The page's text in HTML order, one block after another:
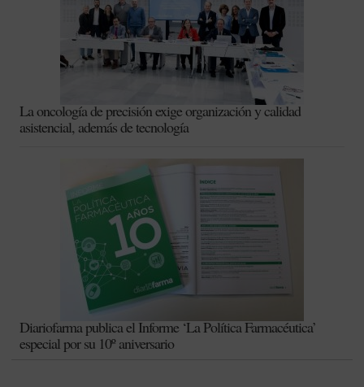
La oncología de precisión exige organización y calidad
asistencial, además de tecnología
Diariofarma publica el Informe ‘La Política Farmacéutica’
especial por su 10º aniversario